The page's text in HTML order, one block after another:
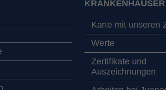
KRANKENHÄUSER
Karte mit unseren
Werte
Zertifikate und
Auszeichnungen